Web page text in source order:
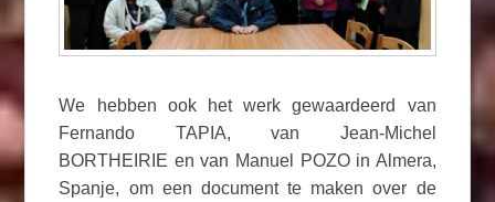
We hebben ook het werk gewaardeerd van
Fernando TAPIA, van Jean-Michel
BORTHEIRIE en van Manuel POZO in Almera,
Spanje, om een document te maken over de